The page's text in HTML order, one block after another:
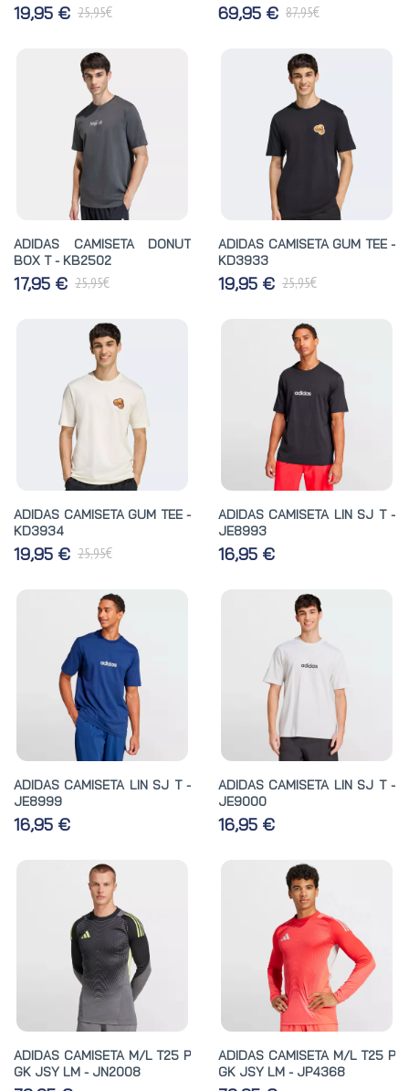
19,95 € 25,95€ 69,95 € 87,95€
ADIDAS CAMISETA DONUT
BOX T - KB2502
17,95 € 25,95€
ADIDAS CAMISETA GUM TEE -
KD3933
19,95 € 25,95€
ADIDAS CAMISETA GUM TEE -
KD3934
19,95 € 25,95€
ADIDAS CAMISETA LIN SJ T -
JE8993
16,95 €
ADIDAS CAMISETA LIN SJ T -
JE8999
16,95 €
ADIDAS CAMISETA LIN SJ T -
JE9000
16,95 €
ADIDAS CAMISETA M/L T25 P
GK JSY LM - JN2008
ADIDAS CAMISETA M/L T25 P
GK JSY LM - JP4368